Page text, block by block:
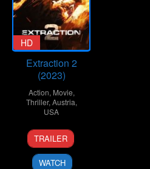
HD
Extraction 2
(2023)
Action, Movie,
Thriller, Austria,
USA
9
Jun
2023
Sam
Hargrave
TRAILER
WATCH